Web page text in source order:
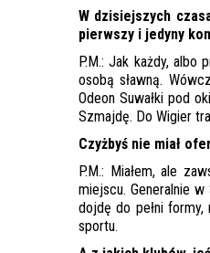
W dzisiejszych
pierwszy i jedyny
P.M.: Jak każdy, albo
osobą sławną.
Odeon Suwałki pod
Szmajdę. Do Wigier
Czyżbyś nie miał
P.M.: Miałem, ale
miejscu. Generalnie
dojdę do pełni formy,
sportu.